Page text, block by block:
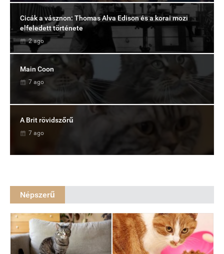
Cicák a vásznon: Thomas Alva Edison és a korai mozi
elfeledett története
2 ago
Main Coon
7 ago
A Brit rövidszőrű
7 ago
Népszerű